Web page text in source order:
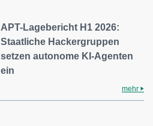
APT-Lagebericht H1 2026:
Staatliche Hackergruppen
setzen autonome KI-Agenten
ein
mehr